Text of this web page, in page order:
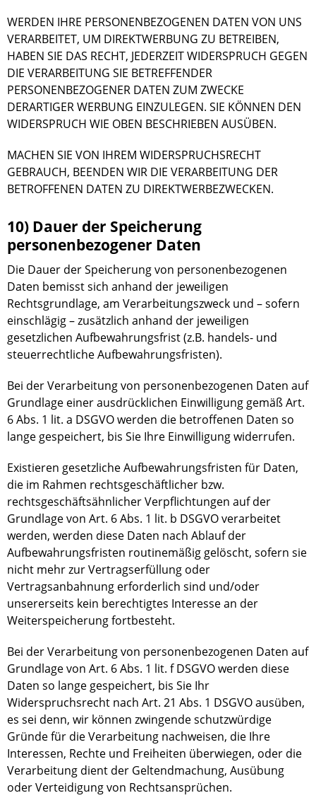
WERDEN IHRE PERSONENBEZOGENEN DATEN VON UNS
VERARBEITET, UM DIREKTWERBUNG ZU BETREIBEN,
HABEN SIE DAS RECHT, JEDERZEIT WIDERSPRUCH GEGEN
DIE VERARBEITUNG SIE BETREFFENDER
PERSONENBEZOGENER DATEN ZUM ZWECKE
DERARTIGER WERBUNG EINZULEGEN. SIE KÖNNEN DEN
WIDERSPRUCH WIE OBEN BESCHRIEBEN AUSÜBEN.
MACHEN SIE VON IHREM WIDERSPRUCHSRECHT
GEBRAUCH, BEENDEN WIR DIE VERARBEITUNG DER
BETROFFENEN DATEN ZU DIREKTWERBEZWECKEN.
10) Dauer der Speicherung
personenbezogener Daten
Die Dauer der Speicherung von personenbezogenen
Daten bemisst sich anhand der jeweiligen
Rechtsgrundlage, am Verarbeitungszweck und – sofern
einschlägig – zusätzlich anhand der jeweiligen
gesetzlichen Aufbewahrungsfrist (z.B. handels- und
steuerrechtliche Aufbewahrungsfristen).
Bei der Verarbeitung von personenbezogenen Daten auf
Grundlage einer ausdrücklichen Einwilligung gemäß Art.
6 Abs. 1 lit. a DSGVO werden die betroffenen Daten so
lange gespeichert, bis Sie Ihre Einwilligung widerrufen.
Existieren gesetzliche Aufbewahrungsfristen für Daten,
die im Rahmen rechtsgeschäftlicher bzw.
rechtsgeschäftsähnlicher Verpflichtungen auf der
Grundlage von Art. 6 Abs. 1 lit. b DSGVO verarbeitet
werden, werden diese Daten nach Ablauf der
Aufbewahrungsfristen routinemäßig gelöscht, sofern sie
nicht mehr zur Vertragserfüllung oder
Vertragsanbahnung erforderlich sind und/oder
unsererseits kein berechtigtes Interesse an der
Weiterspeicherung fortbesteht.
Bei der Verarbeitung von personenbezogenen Daten auf
Grundlage von Art. 6 Abs. 1 lit. f DSGVO werden diese
Daten so lange gespeichert, bis Sie Ihr
Widerspruchsrecht nach Art. 21 Abs. 1 DSGVO ausüben,
es sei denn, wir können zwingende schutzwürdige
Gründe für die Verarbeitung nachweisen, die Ihre
Interessen, Rechte und Freiheiten überwiegen, oder die
Verarbeitung dient der Geltendmachung, Ausübung
oder Verteidigung von Rechtsansprüchen.